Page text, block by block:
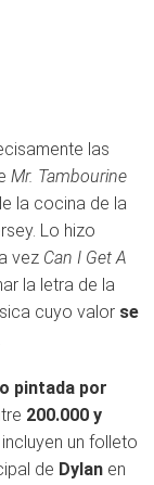
las
Mr. Tambourine
la cocina de la
Lo hizo
vez Can I Get A
la letra de la
cuyo valor se
pintada por
200.000 y
un folleto
de Dylan en